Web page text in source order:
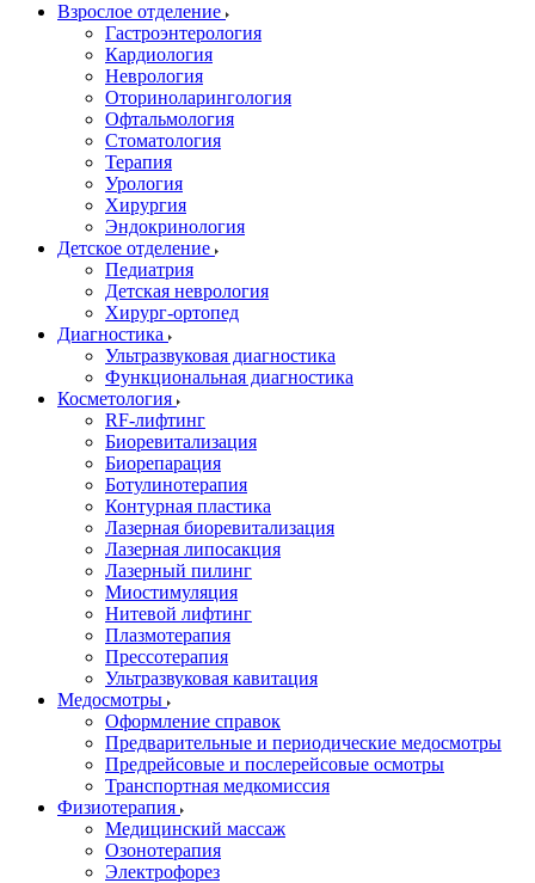
Взрослое отделение
Гастроэнтерология
Кардиология
Неврология
Оториноларингология
Офтальмология
Стоматология
Терапия
Урология
Хирургия
Эндокринология
Детское отделение
Педиатрия
Детская неврология
Хирург-ортопед
Диагностика
Ультразвуковая диагностика
Функциональная диагностика
Косметология
RF-лифтинг
Биоревитализация
Биорепарация
Ботулинотерапия
Контурная пластика
Лазерная биоревитализация
Лазерная липосакция
Лазерный пилинг
Миостимуляция
Нитевой лифтинг
Плазмотерапия
Прессотерапия
Ультразвуковая кавитация
Медосмотры
Оформление справок
Предварительные и периодические медосмотры
Предрейсовые и послерейсовые осмотры
Транспортная медкомиссия
Физиотерапия
Медицинский массаж
Озонотерапия
Электрофорез